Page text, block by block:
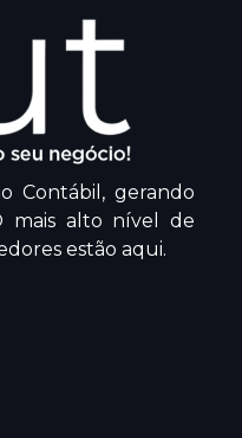
Contábil, gerando
mais alto nível de
estão aqui.